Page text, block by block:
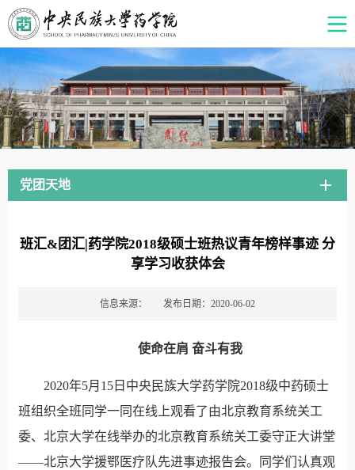
党团天地
班汇&团汇|药学院2018级硕士班热议青年榜样事迹 分
享学习收获体会
信息来源： 发布日期：2020-06-02
使命在肩 奋斗有我
2020年5月15日中央民族大学药学院2018级中药硕士
班组织全班同学一同在线上观看了由北京教育系统关工
委、北京大学在线举办的北京教育系统关工委守正大讲堂
——北京大学援鄂医疗队先进事迹报告会。同学们认真观